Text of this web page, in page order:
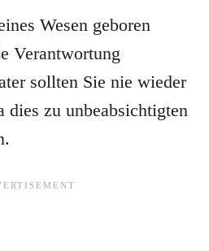
Wesen geboren
Verantwortung
sollten Sie nie wieder
zu unbeabsichtigten